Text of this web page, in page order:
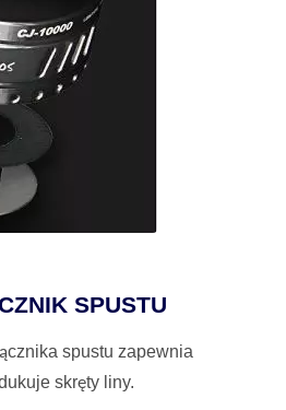
SPUSTU
spustu zapewnia
skręty liny.